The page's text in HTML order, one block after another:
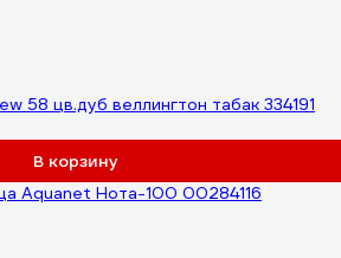
58 цв.дуб веллингтон табак 334191
В корзину